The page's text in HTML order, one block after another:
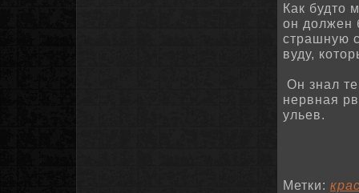
Как будто
он дοлжен
страшную
вуду,
Он знал
нервная
ульев.
Метки: